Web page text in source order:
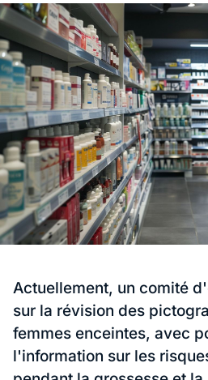
Actuellement, un comité
sur la révision des
femmes enceintes, avec
l'information sur les